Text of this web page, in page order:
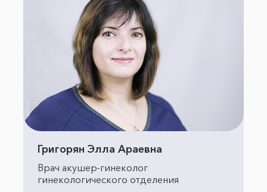
Григорян Элла Араевна
Врач акушер-гинеколог
гинекологического отделения